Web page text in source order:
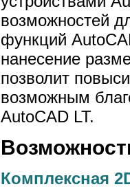
возможностей
функций
нанесение
позволит
возможным
AutoCAD LT.
Комплексная